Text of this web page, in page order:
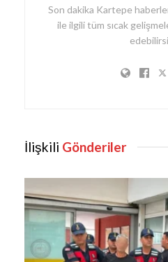
Son dakika Kartepe
ile ilgili tüm sıcak
İlişkili Gönderiler